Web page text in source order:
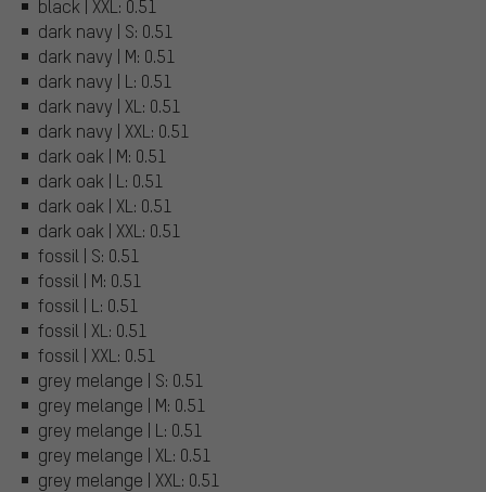
black | XXL: 0.51
dark navy | S: 0.51
dark navy | M: 0.51
dark navy | L: 0.51
dark navy | XL: 0.51
dark navy | XXL: 0.51
dark oak | M: 0.51
dark oak | L: 0.51
dark oak | XL: 0.51
dark oak | XXL: 0.51
fossil | S: 0.51
fossil | M: 0.51
fossil | L: 0.51
fossil | XL: 0.51
fossil | XXL: 0.51
grey melange | S: 0.51
grey melange | M: 0.51
grey melange | L: 0.51
grey melange | XL: 0.51
grey melange | XXL: 0.51